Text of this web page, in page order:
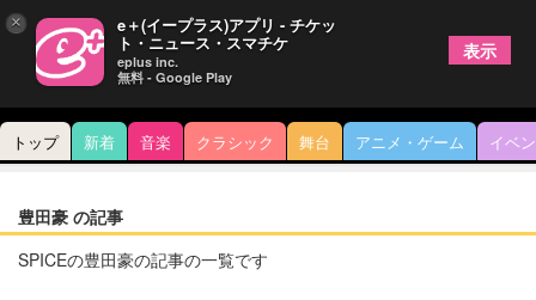
トップ 新着 音楽 クラシック 舞台 アニメ・ゲーム イベ
豊田豪 の記事
SPICEの豊田豪の記事の一覧です
× e＋(イープラス)アプリ - チケッ
ト・ニュース・スマチケ
eplus inc.
無料 - Google Play
表示